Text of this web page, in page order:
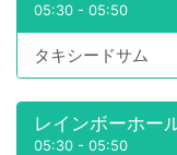
05:30 - 05:50
タキシードサム
レインボーホー
05:30 - 05:50